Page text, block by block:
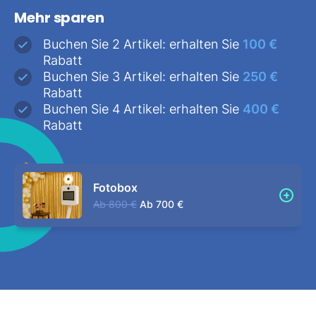
Mehr sparen
Buchen Sie 2 Artikel: erhalten Sie 100 €
Rabatt
Buchen Sie 3 Artikel: erhalten Sie 250 €
Rabatt
Buchen Sie 4 Artikel: erhalten Sie 400 €
Rabatt
Fotobox
Ab 800 € Ab 700 €